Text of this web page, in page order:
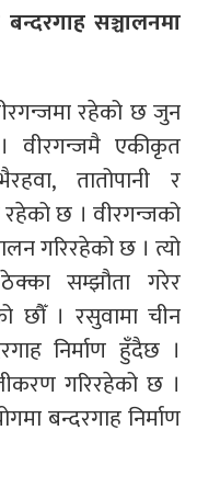
सञ्चालनमा
रहेको छ जुन
वीरगन्जमै एकीकृत
तातोपानी र
रहेको छ । वीरगन्जको
गरिरहेको छ । त्यो
सम्झौता गरेर
छौँ । रसुवामा चीन
निर्माण हुँदैछ ।
गरिरहेको छ ।
बन्दरगाह निर्माण